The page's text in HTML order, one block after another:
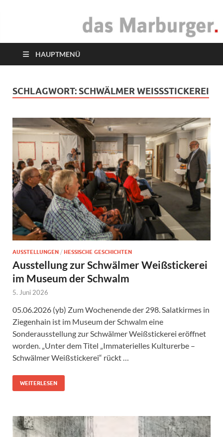
das Marburger.
HAUPTMENÜ
SCHLAGWORT: SCHWÄLMER WEISSSTICKEREI
AUSSTELLUNGEN / HESSISCHE GESCHICHTEN
Ausstellung zur Schwälmer Weißstickerei
im Museum der Schwalm
5. Juni 2026
05.06.2026 (yb) Zum Wochenende der 298. Salatkirmes in
Ziegenhain ist im Museum der Schwalm eine
Sonderausstellung zur Schwälmer Weißstickerei eröffnet
worden. „Unter dem Titel „Immaterielles Kulturerbe –
Schwälmer Weißstickerei“ rückt …
WEITERLESEN